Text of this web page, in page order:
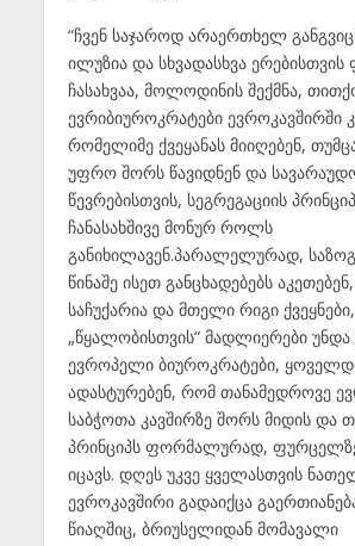
“ჩვენ საჯაროდ არაერთხელ
ილუზია და სხვადასხვა ერებისთვის
ჩასახვაა, მოლოდინის შექმნა,
ევრიბიუროკრატები ევროკავშირში
რომელიმე ქვეყანას მიიღებენ,
უფრო შორს წავიდნენ და
წევრებისთვის, სეგრეგაციის
ჩანასახშივე მონურ როლს
განიხილავენ.პარალელურად,
წინაშე ისეთ განცხადებებს
საჩუქარია და მთელი რიგი
„წყალობისთვის“ მადლიერები უნდა
ევროპელი ბიუროკრატები,
ადასტურებენ, რომ თანამედროვე
საბჭოთა კავშირზე შორს მიდის და
პრინციპს ფორმალურად,
იცავს. დღეს უკვე ყველასთვის
ევროკავშირი გადაიქცა
წიაღშიც, ბრიუსელიდან მომავალი